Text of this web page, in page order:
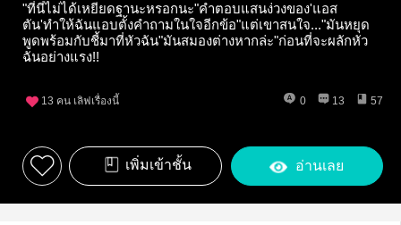
"ที่นี่ไม่ได้เหยียดฐานะหรอกนะ"คำตอบแสนง่วงของ'แอส
ตัน'ทำให้ฉันแอบตั้งคำถามในใจอีกข้อ"แต่เขาสนใจ..."มันหยุด
พูดพร้อมกับชี้มาที่หัวฉัน"มันสมองต่างหากล่ะ"ก่อนที่จะผลักหัว
ฉันอย่างแรง!!
13 คน เลิฟเรื่องนี้ 0 13 57
เพิ่มเข้าชั้น อ่านเลย